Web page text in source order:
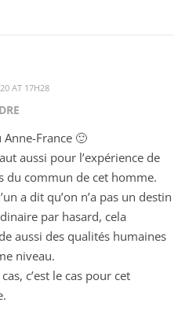
AT 17H28
Anne-France 🙂
aussi pour l’expérience de
du commun de cet homme.
a dit qu’on n’a pas un destin
par hasard, cela
aussi des qualités humaines
niveau.
c’est le cas pour cet